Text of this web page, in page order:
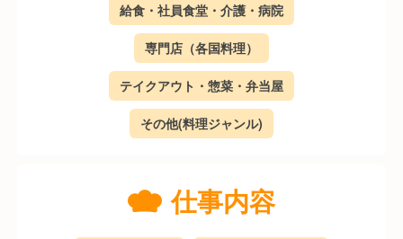
給食・社員食堂・介護・病院
専門店（各国料理）
テイクアウト・惣菜・弁当屋
その他(料理ジャンル)
仕事内容